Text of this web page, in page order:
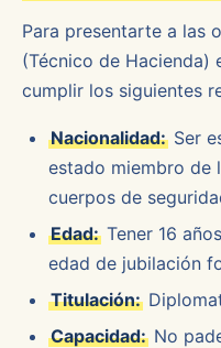
Para presentarte a las
(Técnico de Hacienda)
cumplir los siguientes
Nacionalidad: Ser
estado miembro de
cuerpos de
Edad: Tener 16
edad de jubilación
Titulación:
Capacidad: No